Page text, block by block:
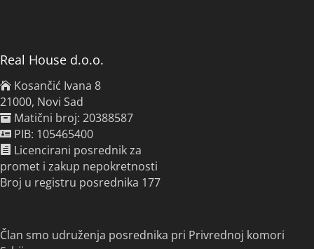
Real House d.o.o.
Kosančić Ivana 8
21000, Novi Sad
Matični broj: 20388587
PIB: 105465400
Licencirani posrednik za
promet i zakup nepokretnosti
Broj u registru posrednika 177
Član smo udruženja posrednika pri Privrednoj komori